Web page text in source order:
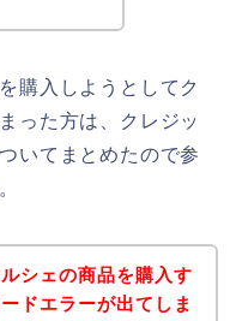
購入しようとしてク
った方は、クレジッ
いてまとめたので参
シェの商品を購入す
ドエラーが出てしま